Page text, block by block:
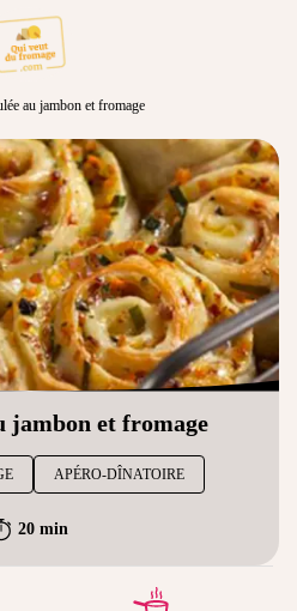
au jambon et fromage
jambon et fromage
APÉRO-DÎNATOIRE
20 min